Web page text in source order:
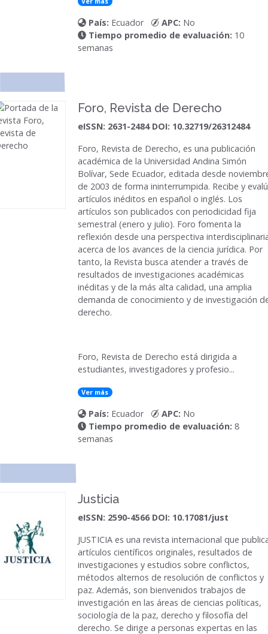
País: Ecuador APC: No
Tiempo promedio de evaluación: 10
semanas
Foro, Revista de Derecho
eISSN: 2631-2484 DOI: 10.32719/26312484
Foro, Revista de Derecho, es una publicación
académica de la Universidad Andina Simón
Bolívar, Sede Ecuador, editada desde
de 2003 de forma ininterrumpida. Recibe y
artículos inéditos en español o inglés. Los
artículos son publicados con periodicidad fija
semestral (enero y julio). Foro fomenta la
reflexión desde una perspectiva
acerca de los avances de la ciencia jurídica. Por
tanto, la Revista busca atender a través de
resultados de investigaciones académicas
inéditas y de la más alta calidad, una amplia
demanda de conocimiento y de investigación
derecho.
Foro, Revista de Derecho está dirigida a
estudiantes, investigadores y profesio...
Ver más
País: Ecuador APC: No
Tiempo promedio de evaluación: 8
semanas
Justicia
eISSN: 2590-4566 DOI: 10.17081/just
JUSTICIA es una revista internacional que
artículos científicos originales, resultados de
investigaciones y estudios sobre conflictos,
métodos alternos de resolución de conflictos y
paz. Además, son bienvenidos trabajos de
investigación en las áreas de ciencias políticas,
sociología de la paz, derecho y filosofía del
derecho. Se dirige a personas expertas en las